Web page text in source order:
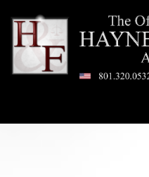
contenido